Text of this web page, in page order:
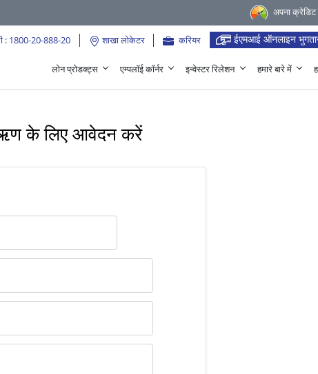
अपना
: 1800-20-888-20 शाखा लोकेटर करियर ईएमआई ऑनलाइन
लोन प्रोडक्ट्स एम्पलॉई कॉर्नर इन्वेस्टर रिलेशन हमारे बारे में
के लिए आवेदन करें